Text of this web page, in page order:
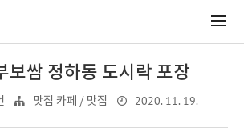
보쌈 정하동 도시락 포장
맛집 카페 / 맛집 2020. 11. 19.